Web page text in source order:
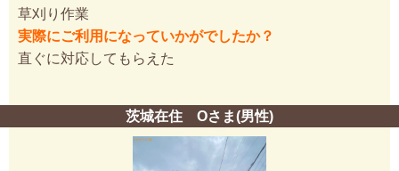
草刈り作業
実際にご利用になっていかがでしたか？
直ぐに対応してもらえた
茨城在住 Oさま(男性)